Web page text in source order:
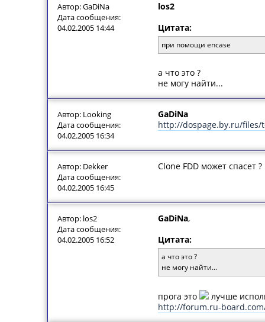
Автор: GaDiNa
Дата сообщения:
04.02.2005 14:44
los2
Цитата:
при помощи encase
а что это ?
не могу найти...
Автор: Looking
Дата сообщения:
04.02.2005 16:34
GaDiNa
http://dospage.by.ru/files/
Автор: Dekker
Дата сообщения:
04.02.2005 16:45
Clone FDD может спасет ?
Автор: los2
Дата сообщения:
04.02.2005 16:52
GaDiNa,
Цитата:
а что это ?
не могу найти...
прога это
лучше
http://forum.ru-